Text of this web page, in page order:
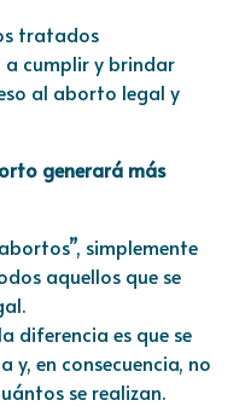
tratados
a cumplir y brindar
al aborto legal y
generará más
simplemente
aquellos que se
diferencia es que se
y, en consecuencia, no
se realizan.